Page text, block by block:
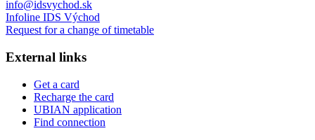
info@idsvychod.sk
Infoline IDS Východ
Request for a change of timetable
External links
Get a card
Recharge the card
UBIAN application
Find connection